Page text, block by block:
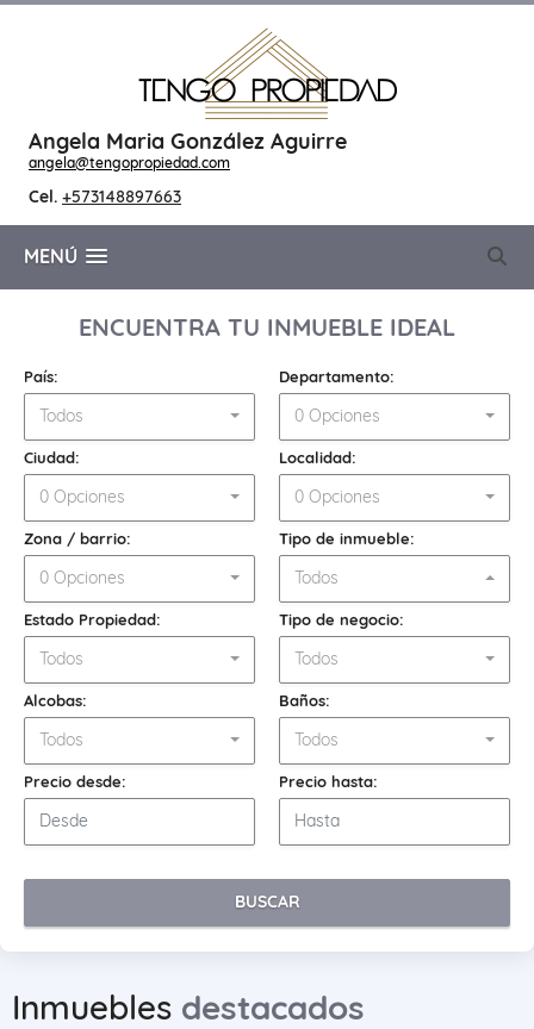
Angela Maria González Aguirre
angela@tengopropiedad.com
Cel. +573148897663
MENÚ
ENCUENTRA TU INMUEBLE IDEAL
País:
Todos
Departamento:
0 Opciones
Ciudad:
0 Opciones
Localidad:
0 Opciones
Zona / barrio:
0 Opciones
Tipo de inmueble:
Todos
Estado Propiedad:
Todos
Tipo de negocio:
Todos
Alcobas:
Todos
Baños:
Todos
Precio desde: Precio hasta:
BUSCAR
Inmuebles destacados